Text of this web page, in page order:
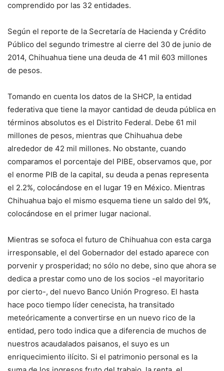
comprendido por las 32 entidades.
Según el reporte de la Secretaría de Hacienda y Crédito
Público del segundo trimestre al cierre del 30 de junio de
2014, Chihuahua tiene una deuda de 41 mil 603 millones
de pesos.
Tomando en cuenta los datos de la SHCP, la entidad
federativa que tiene la mayor cantidad de deuda pública en
términos absolutos es el Distrito Federal. Debe 61 mil
millones de pesos, mientras que Chihuahua debe
alrededor de 42 mil millones. No obstante, cuando
comparamos el porcentaje del PIBE, observamos que, por
el enorme PIB de la capital, su deuda a penas representa
el 2.2%, colocándose en el lugar 19 en México. Mientras
Chihuahua bajo el mismo esquema tiene un saldo del 9%,
colocándose en el primer lugar nacional.
Mientras se sofoca el futuro de Chihuahua con esta carga
irresponsable, el del Gobernador del estado aparece con
porvenir y prosperidad; no sólo no debe, sino que ahora se
dedica a prestar como uno de los socios -el mayoritario
por cierto-, del nuevo Banco Unión Progreso. El hasta
hace poco tiempo líder cenecista, ha transitado
meteóricamente a convertirse en un nuevo rico de la
entidad, pero todo indica que a diferencia de muchos de
nuestros acaudalados paisanos, el suyo es un
enriquecimiento ilícito. Si el patrimonio personal es la